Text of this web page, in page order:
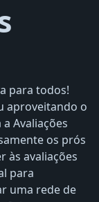
para todos!
aproveitando o
Avaliações
os prós
às avaliações
para
uma rede de